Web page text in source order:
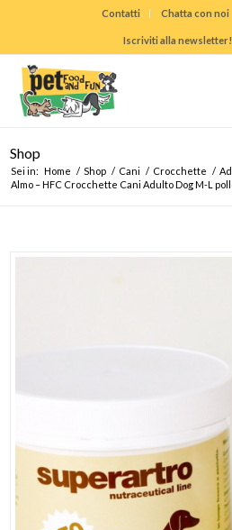
Contatti Chatta con noi
Iscriviti alla
Shop
Sei in: Home / Shop / Cani / Crocchette /
Almo – HFC Crocchette Cani Adulto Dog M-L